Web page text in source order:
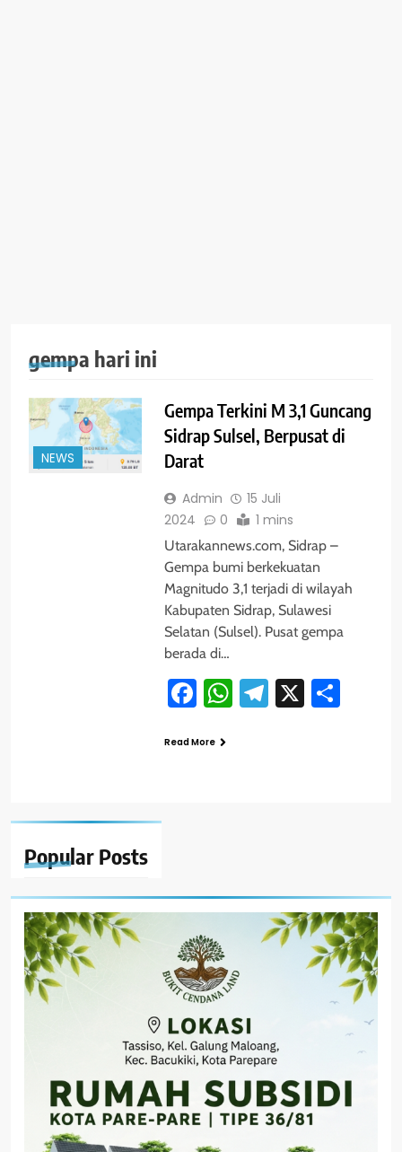
Popular Posts
gempa hari ini
NEWS
Gempa Terkini M 3,1 Guncang
Sidrap Sulsel, Berpusat di
Darat
Admin
15 Juli
2024
0 1 mins
Utarakannews.com, Sidrap –
Gempa bumi berkekuatan
Magnitudo 3,1 terjadi di wilayah
Kabupaten Sidrap, Sulawesi
Selatan (Sulsel). Pusat gempa
berada di…
Facebook
WhatsApp
Telegram
X
Read More